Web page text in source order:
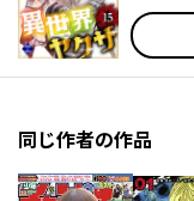
同じ作者の作品